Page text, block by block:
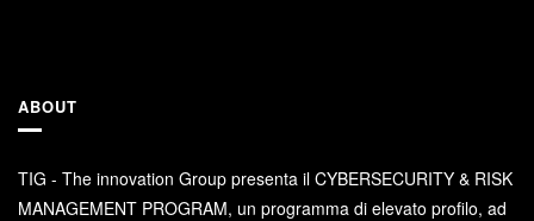
ABOUT
TIG - The innovation Group presenta il CYBERSECURITY & RISK
MANAGEMENT PROGRAM, un programma di elevato profilo, ad